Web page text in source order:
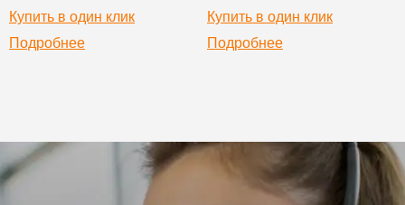
Купить в один клик
Подробнее
Купить в один клик
Подробнее